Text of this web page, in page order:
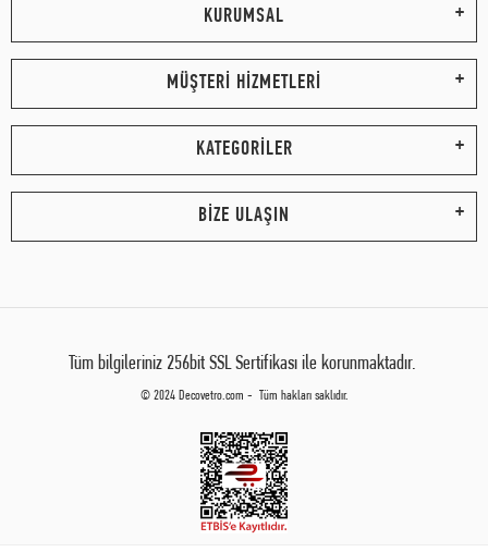
KURUMSAL
MÜŞTERİ HİZMETLERİ
KATEGORİLER
BİZE ULAŞIN
Tüm bilgileriniz 256bit SSL Sertifikası ile korunmaktadır.
© 2024 Decovetro.com - Tüm hakları saklıdır.